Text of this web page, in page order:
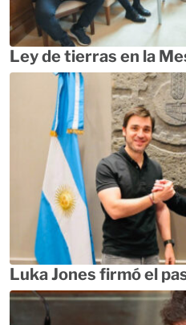
Ley de tierras en la
Luka Jones firmó el